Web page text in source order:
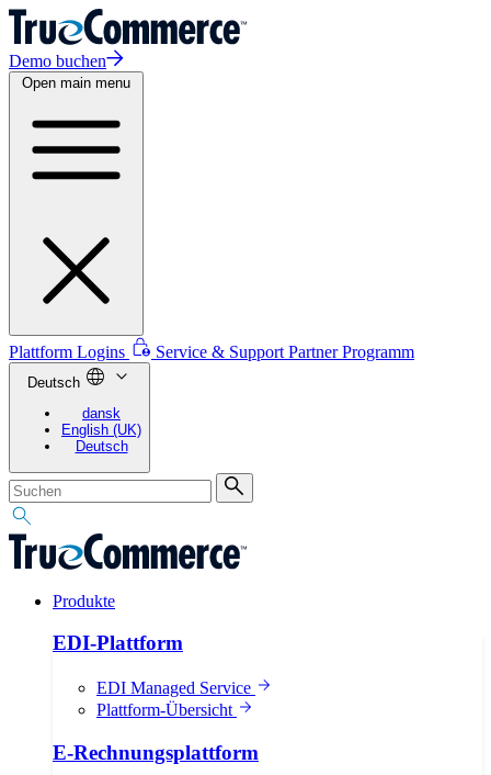
Demo buchen
Open main menu
Plattform Logins Service & Support Partner Programm
Deutsch
dansk
English (UK)
Deutsch
Produkte
EDI-Plattform
EDI Managed Service
Plattform-Übersicht
E-Rechnungsplattform